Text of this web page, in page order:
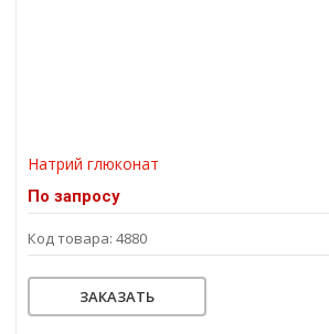
Натрий глюконат
По запросу
Код товара: 4880
ЗАКАЗАТЬ